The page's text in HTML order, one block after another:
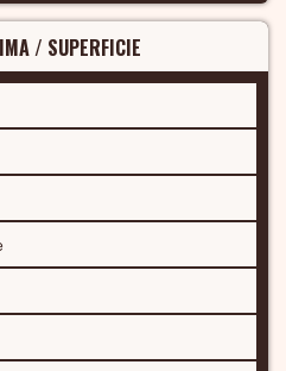
/ SUPERFICIE